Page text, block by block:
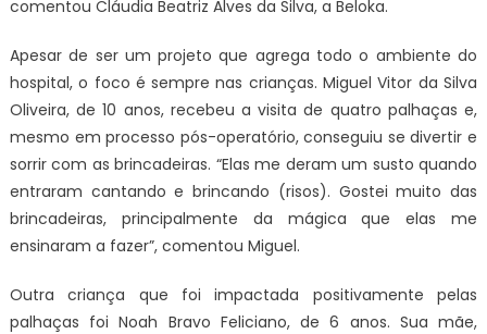
comentou Cláudia Beatriz Alves da Silva, a Beloka.
Apesar de ser um projeto que agrega todo o ambiente do
hospital, o foco é sempre nas crianças. Miguel Vitor da Silva
Oliveira, de 10 anos, recebeu a visita de quatro palhaças e,
mesmo em processo pós-operatório, conseguiu se divertir e
sorrir com as brincadeiras. “Elas me deram um susto quando
entraram cantando e brincando (risos). Gostei muito das
brincadeiras, principalmente da mágica que elas me
ensinaram a fazer”, comentou Miguel.
Outra criança que foi impactada positivamente pelas
palhaças foi Noah Bravo Feliciano, de 6 anos. Sua mãe,